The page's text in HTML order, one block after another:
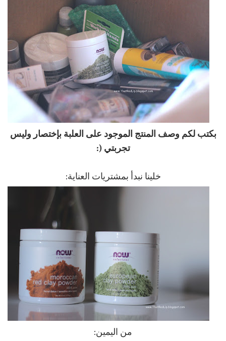
بكتب لكم وصف المنتج الموجود على العلبة بإختصار وليس
تجربتي (:
خلينا نبدأ بمشتريات العناية:
من اليمين: